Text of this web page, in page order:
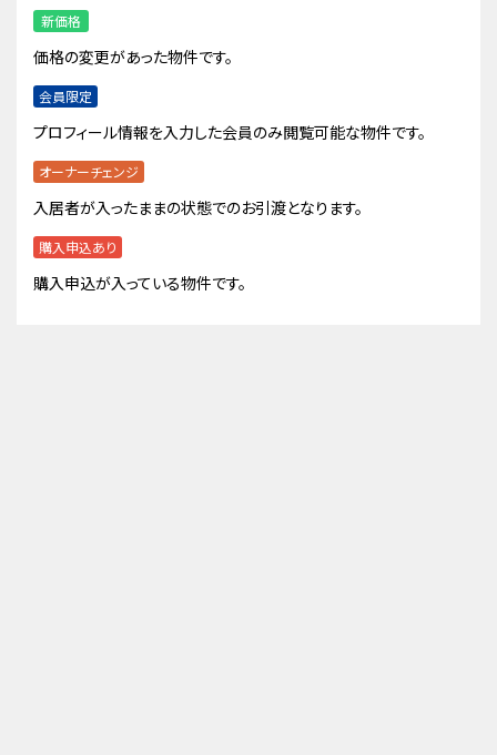
新価格
価格の変更があった物件です。
会員限定
プロフィール情報を入力した会員のみ閲覧可能な物件です。
オーナーチェンジ
入居者が入ったままの状態でのお引渡となります。
購入申込あり
購入申込が入っている物件です。